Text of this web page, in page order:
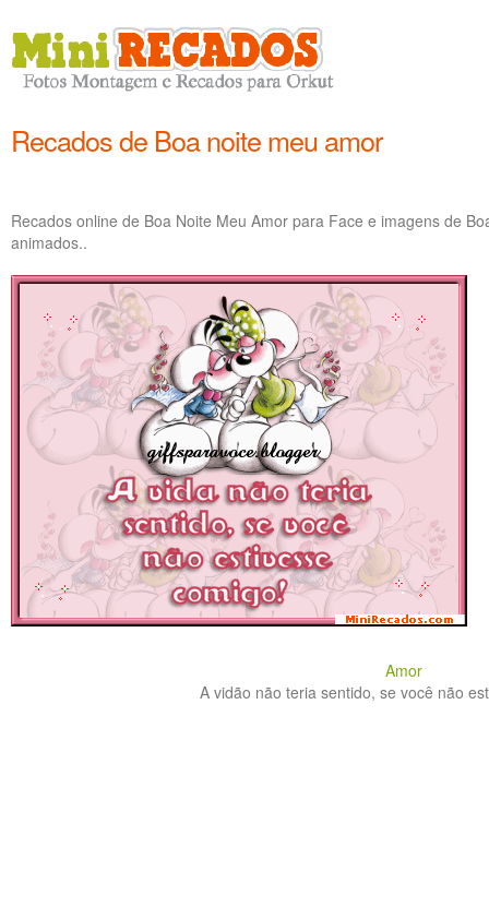
Recados de Boa noite meu amor
Recados online de Boa Noite Meu Amor para Face e imagens de
animados..
Amor
A vidão não teria sentido, se você não